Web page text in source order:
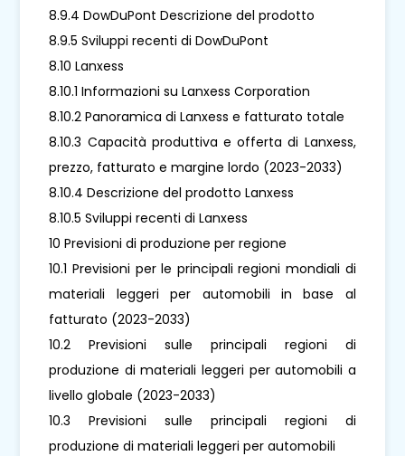
8.9.4 DowDuPont Descrizione del prodotto
8.9.5 Sviluppi recenti di DowDuPont
8.10 Lanxess
8.10.1 Informazioni su Lanxess Corporation
8.10.2 Panoramica di Lanxess e fatturato totale
8.10.3 Capacità produttiva e offerta di Lanxess,
prezzo, fatturato e margine lordo (2023-2033)
8.10.4 Descrizione del prodotto Lanxess
8.10.5 Sviluppi recenti di Lanxess
10 Previsioni di produzione per regione
10.1 Previsioni per le principali regioni mondiali di
materiali leggeri per automobili in base al
fatturato (2023-2033)
10.2 Previsioni sulle principali regioni di
produzione di materiali leggeri per automobili a
livello globale (2023-2033)
10.3 Previsioni sulle principali regioni di
produzione di materiali leggeri per automobili